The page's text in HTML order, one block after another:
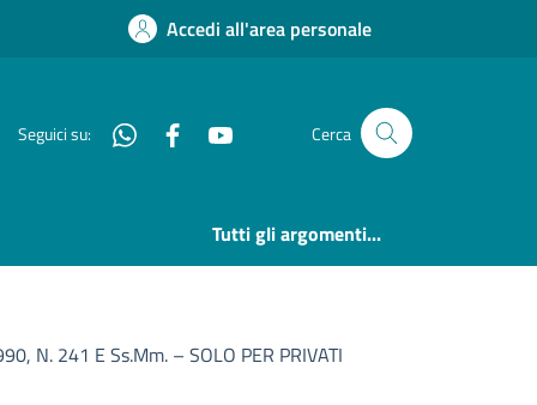
Accedi all'area personale
Seguici su: WhatsappFacebook Cerca
Tutti gli argomenti...
N. 241 E Ss.mm. – SOLO PER PRIVATI